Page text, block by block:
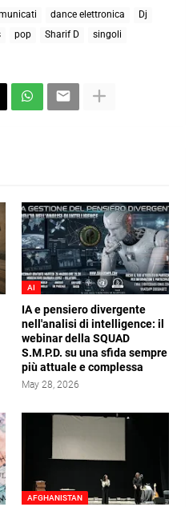
dance elettronica
Dj
pop Sharif D
singoli
AI
IA e pensiero divergente
nell'analisi di intelligence: il
webinar della SQUAD
S.M.P.D. su una sfida sempre
più attuale e complessa
May 28, 2026
AFGHANISTAN